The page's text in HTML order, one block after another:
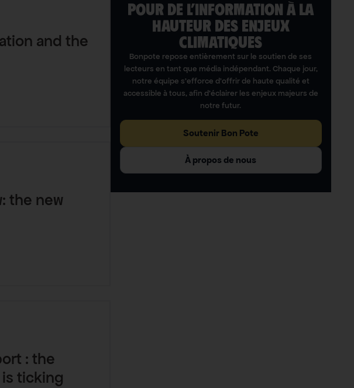
and the
the new
: the
ticking
POUR DE L’INFORMATION À LA
HAUTEUR DES ENJEUX
CLIMATIQUES
Bonpote repose entièrement sur le soutien de ses
lecteurs en tant que média indépendant. Chaque jour,
notre équipe s’efforce d’offrir de haute qualité et
accessible à tous, afin d’éclairer les enjeux majeurs de
notre futur.
Soutenir Bon Pote
À propos de nous